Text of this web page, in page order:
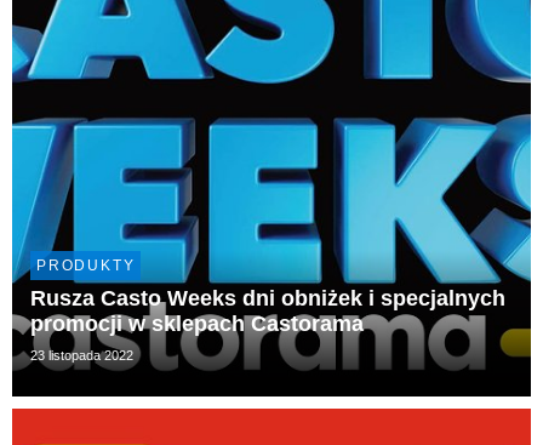
PRODUKTY
Rusza Casto Weeks dni obniżek i specjalnych
promocji w sklepach Castorama
23 listopada 2022